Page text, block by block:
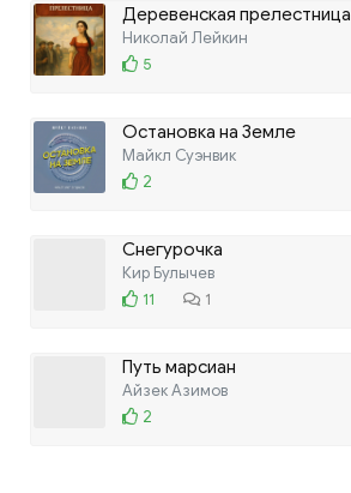
Деревенская прелестница
Николай Лейкин
5
Остановка на Земле
Майкл Суэнвик
2
Снегурочка
Кир Булычев
11
1
Путь марсиан
Айзек Азимов
2